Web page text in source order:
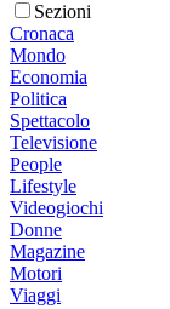
Sezioni
Cronaca
Mondo
Economia
Politica
Spettacolo
Televisione
People
Lifestyle
Videogiochi
Donne
Magazine
Motori
Viaggi